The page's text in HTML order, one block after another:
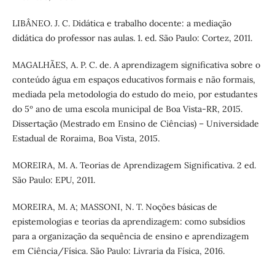
LIBÂNEO. J. C. Didática e trabalho docente: a mediação
didática do professor nas aulas. 1. ed. São Paulo: Cortez, 2011.
MAGALHÃES, A. P. C. de. A aprendizagem significativa sobre o
conteúdo água em espaços educativos formais e não formais,
mediada pela metodologia do estudo do meio, por estudantes
do 5º ano de uma escola municipal de Boa Vista-RR, 2015.
Dissertação (Mestrado em Ensino de Ciências) – Universidade
Estadual de Roraima, Boa Vista, 2015.
MOREIRA, M. A. Teorias de Aprendizagem Significativa. 2 ed.
São Paulo: EPU, 2011.
MOREIRA, M. A; MASSONI, N. T. Noções básicas de
epistemologias e teorias da aprendizagem: como subsídios
para a organização da sequência de ensino e aprendizagem
em Ciência/Física. São Paulo: Livraria da Física, 2016.